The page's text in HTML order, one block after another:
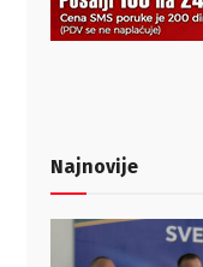
Najnovije